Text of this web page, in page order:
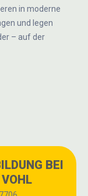
in moderne
und legen
– auf der
BEI
VOHL